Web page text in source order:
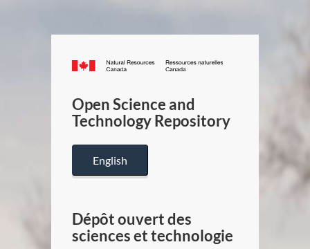
Canada.ca
/
Canada
Open Science and
Technology Repository
English
Dépôt ouvert des
sciences et technologie